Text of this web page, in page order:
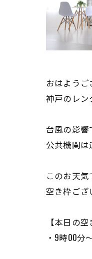
おはようご
神戸のレン
台風の影響
公共機関は
このお天気
空き枠ござ
【本日の空
・9時00分